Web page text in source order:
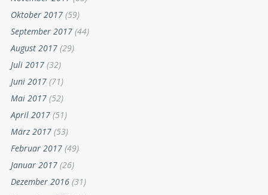
Oktober 2017 (59)
September 2017 (44)
August 2017 (29)
Juli 2017 (32)
Juni 2017 (71)
Mai 2017 (52)
April 2017 (51)
März 2017 (53)
Februar 2017 (49)
Januar 2017 (26)
Dezember 2016 (31)